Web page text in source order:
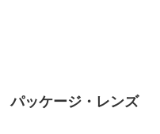
パッケージ・レンズ